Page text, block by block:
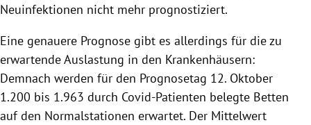
Neuinfektionen nicht mehr prognostiziert.
Eine genauere Prognose gibt es allerdings für die zu
erwartende Auslastung in den Krankenhäusern:
Demnach werden für den Prognosetag 12. Oktober
1.200 bis 1.963 durch Covid-Patienten belegte Betten
auf den Normalstationen erwartet. Der Mittelwert